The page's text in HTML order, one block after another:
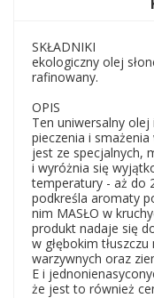
SKŁADNIKI
ekologiczny olej
rafinowany.
OPIS
Ten uniwersalny
pieczenia i smażenia
jest ze specjalnych,
i wyróżnia się
temperatury - aż do
podkreśla aromaty
nim MASŁO w
produkt nadaje się
w głębokim
warzywnych oraz
E i
że jest to również